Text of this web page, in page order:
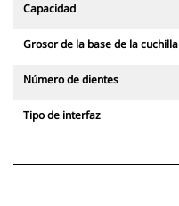
Capacidad
Grosor de la base de la cuchilla
Número de dientes
Tipo de interfaz